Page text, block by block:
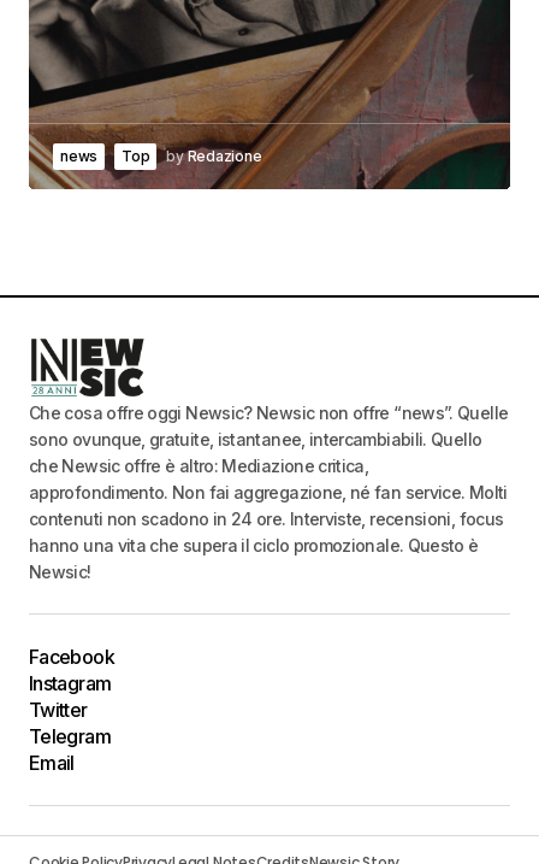
news Top byRedazione
Che cosa offre oggi Newsic? Newsic non offre “news”. Quelle
sono ovunque, gratuite, istantanee, intercambiabili. Quello
che Newsic offre è altro: Mediazione critica,
approfondimento. Non fai aggregazione, né fan service. Molti
contenuti non scadono in 24 ore. Interviste, recensioni, focus
hanno una vita che supera il ciclo promozionale. Questo è
Newsic!
Facebook
Instagram
Twitter
Telegram
Email